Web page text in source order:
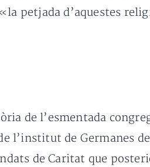
petjada d’aquestes
de l’esmentada
l’institut de Germanes
de Caritat que